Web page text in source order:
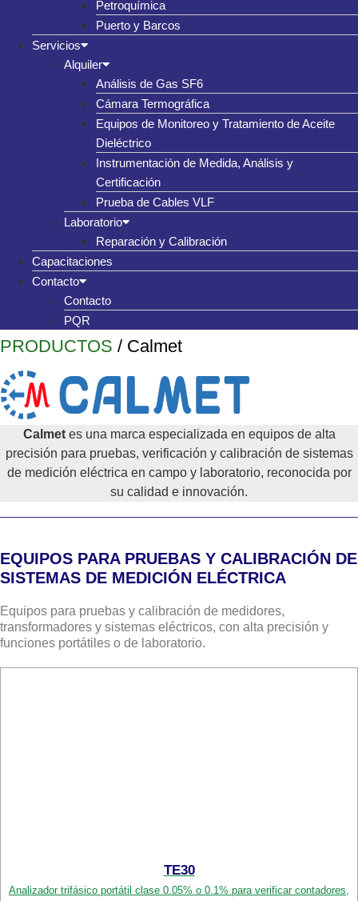
Petroquímica
Puerto y Barcos
Servicios
Alquiler
Análisis de Gas SF6
Cámara Termográfica
Equipos de Monitoreo y Tratamiento de Aceite
Dieléctrico
Instrumentación de Medida, Análisis y
Certificación
Prueba de Cables VLF
Laboratorio
Reparación y Calibración
Capacitaciones
Contacto
Contacto
PQR
PRODUCTOS / Calmet
Calmetes una marca especializada en equipos de alta
precisión para pruebas, verificación y calibración de sistemas
de medición eléctrica en campo y laboratorio, reconocida por
su calidad e innovación.
EQUIPOS PARA PRUEBAS Y CALIBRACIÓN DE
SISTEMAS DE MEDICIÓN ELÉCTRICA
Equipos para pruebas y calibración de medidores,
transformadores y sistemas eléctricos, con alta precisión y
funciones portátiles o de laboratorio.
TE30
Analizador trifásico portátil clase 0.05% o 0.1% para verificar contadores,